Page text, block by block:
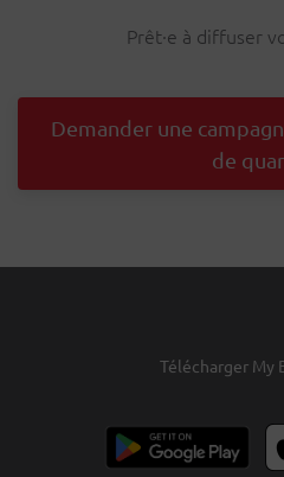
Prêt·e à diffuser
Demander une
de
Télécharger My